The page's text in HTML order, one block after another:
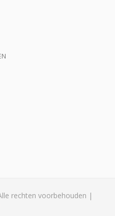
rechten voorbehouden |